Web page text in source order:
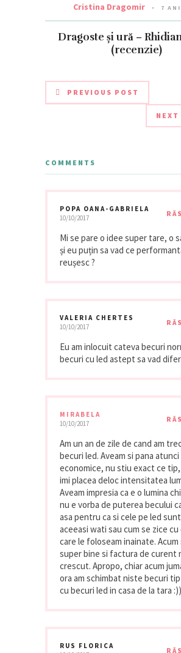
Cristina Dragomir 7
Dragoste și ură –
(recenzie)
PREVIOUS POST
NEXT
COMMENTS
POPA OANA-GABRIELA
10/10/2017
Mi se pare o idee super tare, o
și eu puțin sa vad ce
reușesc ?
VALERIA CHERTES
10/10/2017
Eu am inlocuit cateva becuri
becuri cu led astept sa vad
MIRABELA
10/10/2017
Am un an de zile de cand am
becuri led. Aveam si pana
economice, nu stiu exact ce
imi placea deloc intensitatea
Aveam impresia ca e o lumina
nu e vorba de puterea becului
asa pentru ca si cele pe led
aceeasi wati sau cum se zice cu
care le foloseam inainate. Acum
super bine si factura de curent
crescut. Apropo, chiar acum
ora am schimbat niste becuri
cu becuri led in casa de la tara
RUS FLORICA